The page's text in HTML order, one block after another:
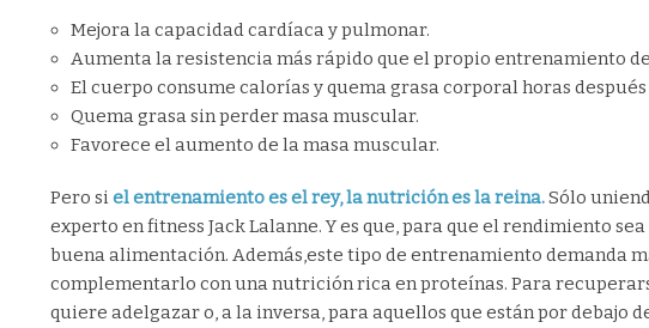
Mejora la capacidad cardíaca y pulmonar.
Aumenta la resistencia más rápido que el propio entrenamiento
El cuerpo consume calorías y quema grasa corporal horas
Quema grasa sin perder masa muscular.
Favorece el aumento de la masa muscular.
Pero siel entrenamiento es el rey, la nutrición es la reina.Sólo
experto en fitness Jack Lalanne. Y es que, para que el rendimiento
buena alimentación. Además,este tipo de entrenamiento demanda
complementarlo con una nutrición rica en proteínas. Para
quiere adelgazar o, a la inversa, para aquellos que están por debajo